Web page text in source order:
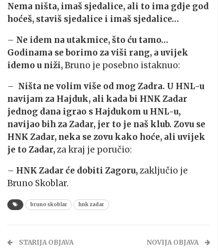
Nema ništa, imaš sjedalice, ali to ima gdje god
hoćeš, staviš sjedalice i imaš sjedalice…
– Ne idem na utakmice, što ću tamo…
Godinama se borimo za viši rang, a uvijek
idemo u niži,Bruno je posebno istaknuo:
– Ništa ne volim više od mog Zadra. U HNL-u
navijam za Hajduk, ali kada bi HNK Zadar
jednog dana igrao s Hajdukom u HNL-u,
navijao bih za Zadar, jer to je naš klub. Zovu se
HNK Zadar, neka se zovu kako hoće, ali uvijek
je to Zadar,za kraj je poručio:
– HNK Zadar će dobiti Zagoru,zaključio je
Bruno Skoblar.
bruno skoblar hnk zadar
STARIJA OBJAVA NOVIJA OBJAVA